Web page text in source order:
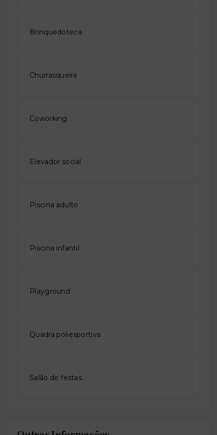
Brinquedoteca
Churrasqueira
Coworking
Elevador social
Piscina adulto
Piscina infantil
Playground
Quadra poliesportiva
Salão de festas